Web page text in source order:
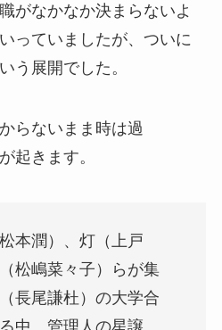
がなかなか決まらないよ
っていましたが、ついに
う展開でした。
らないまま時は過
起きます。
本潤）、灯（上戸
松嶋菜々子）らが集
長尾謙杜）の大学合